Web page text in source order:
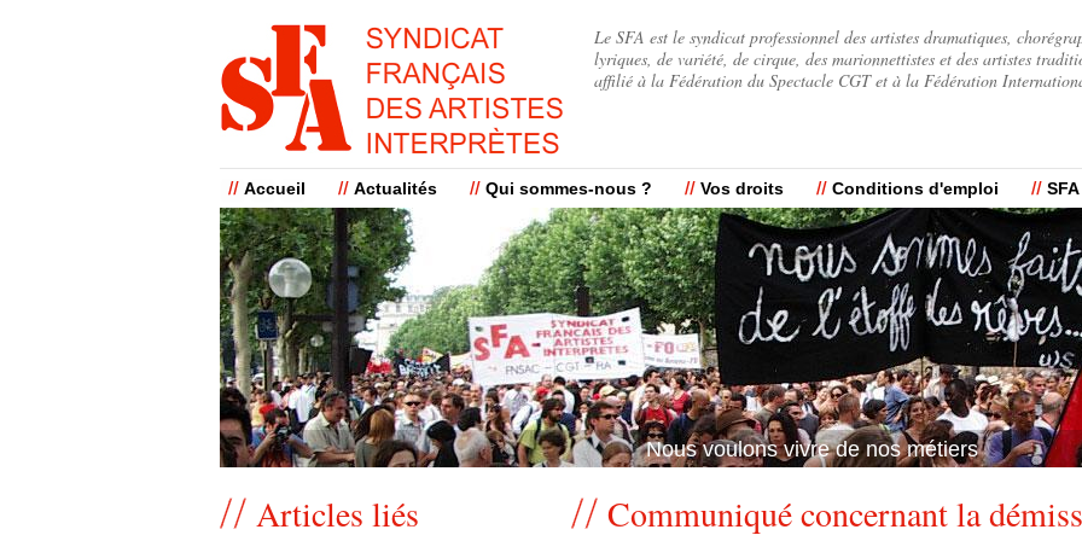
Le SFA est le syndicat professionnel des artistes dramatiques,
lyriques, de variété, de cirque, des marionnettistes et des artistes
affilié à la Fédération du Spectacle CGT et à la Fédération
Accueil Actualités Qui sommes-nous ? Vos droits Conditions d'emploi
Nous voulons vivre de nos métiers
Communiqué concernant la
Articles liés